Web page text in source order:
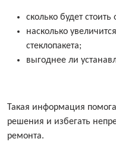
сколько будет
насколько
стеклопакета;
выгоднее ли
Такая информация
решения и избегать
ремонта.